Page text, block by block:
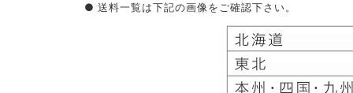
● 送料一覧は下記の画像をご確認下さい。